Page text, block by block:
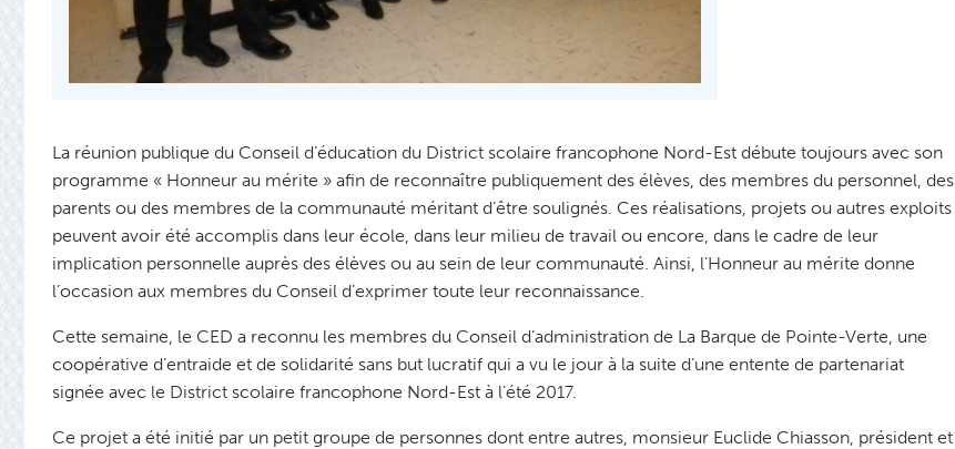
La réunion publique du Conseil d’éducation du District scolaire francophone Nord-Est débute toujours avec son
programme « Honneur au mérite » afin de reconnaître publiquement des élèves, des membres du personnel, des
parents ou des membres de la communauté méritant d’être soulignés. Ces réalisations, projets ou autres exploits
peuvent avoir été accomplis dans leur école, dans leur milieu de travail ou encore, dans le cadre de leur
implication personnelle auprès des élèves ou au sein de leur communauté. Ainsi, l’Honneur au mérite donne
l’occasion aux membres du Conseil d’exprimer toute leur reconnaissance.
Cette semaine, le CED a reconnu les membres du Conseil d’administration de La Barque de Pointe-Verte, une
coopérative d’entraide et de solidarité sans but lucratif qui a vu le jour à la suite d’une entente de partenariat
signée avec le District scolaire francophone Nord-Est à l’été 2017.
Ce projet a été initié par un petit groupe de personnes dont entre autres, monsieur Euclide Chiasson, président et